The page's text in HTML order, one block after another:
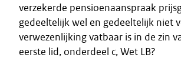
verzekerde pensioenaanspraak
gedeeltelijk wel en gedeeltelijk niet
verwezenlijking vatbaar is in de zin
eerste lid, onderdeel c, Wet LB?